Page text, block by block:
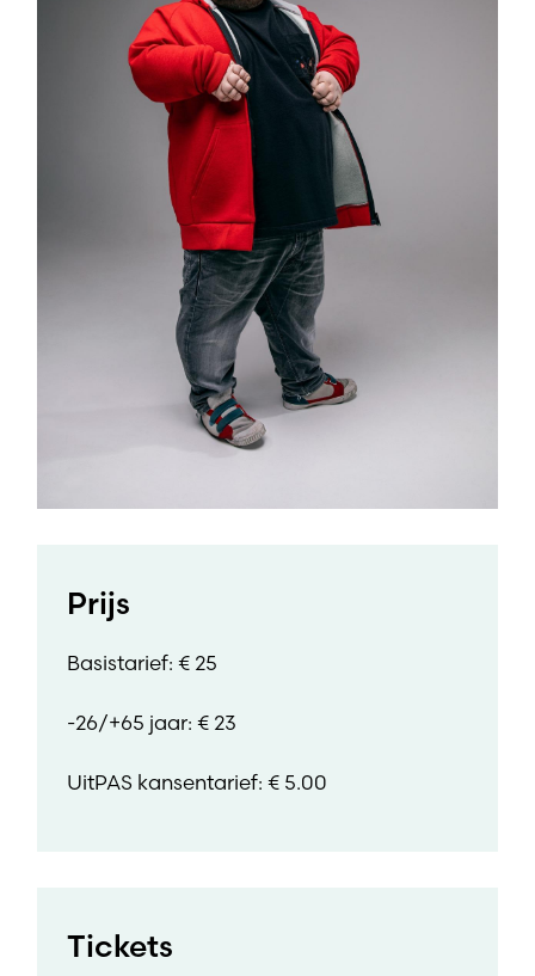
Prijs
Basistarief: € 25
-26/+65 jaar: € 23
UitPAS kansentarief: € 5.00
Tickets